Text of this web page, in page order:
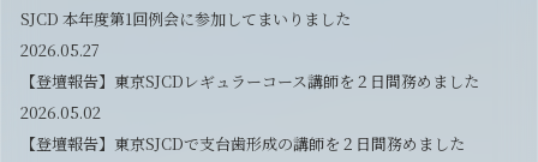
SJCD 本年度第1回例会に参加してまいりました
2026.05.27
【登壇報告】東京SJCDレギュラーコース講師を２日間務めました
2026.05.02
【登壇報告】東京SJCDで支台歯形成の講師を２日間務めました